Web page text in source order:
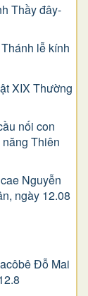
Thầy đây-
lễ kính
XIX Thường
nối con
Thiên
Nguyễn
ngày 12.08
Ðỗ Mai